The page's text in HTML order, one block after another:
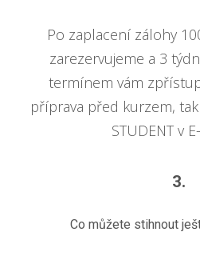
Po zaplacení zálohy
zarezervujeme a 3
termínem vám
příprava před kurzem,
STUDENT v
3.
Co můžete stihnout